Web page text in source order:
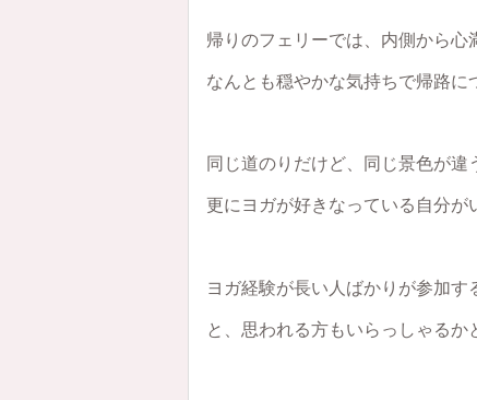
帰りのフェリーでは、内側から心
なんとも穏やかな気持ちで帰路に
同じ道のりだけど、同じ景色が違
更にヨガが好きなっている自分
ヨガ経験が長い人ばかりが参加す
と、思われる方もいらっしゃる